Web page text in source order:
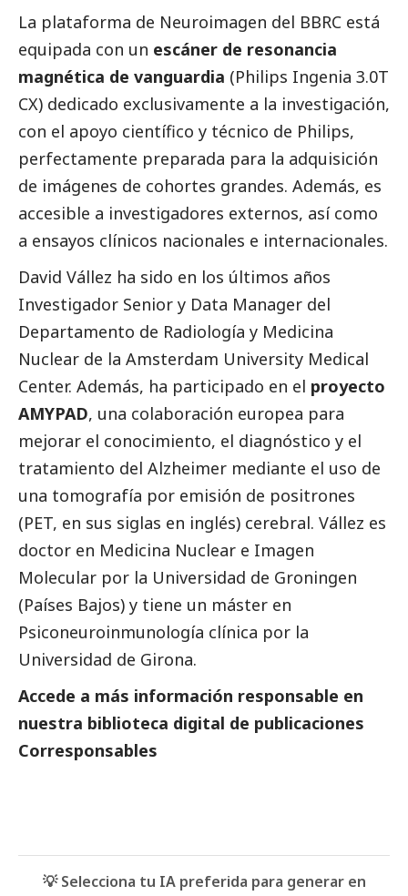
La plataforma de Neuroimagen del BBRC está
equipada con un escáner de resonancia
magnética de vanguardia (Philips Ingenia 3.0T
CX) dedicado exclusivamente a la investigación,
con el apoyo científico y técnico de Philips,
perfectamente preparada para la adquisición
de imágenes de cohortes grandes. Además, es
accesible a investigadores externos, así como
a ensayos clínicos nacionales e internacionales.
David Vállez ha sido en los últimos años
Investigador Senior y Data Manager del
Departamento de Radiología y Medicina
Nuclear de la Amsterdam University Medical
Center. Además, ha participado en el proyecto
AMYPAD, una colaboración europea para
mejorar el conocimiento, el diagnóstico y el
tratamiento del Alzheimer mediante el uso de
una tomografía por emisión de positrones
(PET, en sus siglas en inglés) cerebral. Vállez es
doctor en Medicina Nuclear e Imagen
Molecular por la Universidad de Groningen
(Países Bajos) y tiene un máster en
Psiconeuroinmunología clínica por la
Universidad de Girona.
Accede a más información responsable en
nuestra biblioteca digital de publicaciones
Corresponsables
💡 Selecciona tu IA preferida para generar en